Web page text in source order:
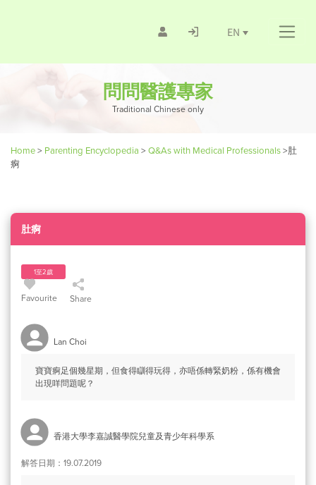
EN
問問醫護專家
Traditional Chinese only
Home> Parenting Encyclopedia > Q&As with Medical Professionals>肚
痾
肚痾
1至2歲
Favourite Share
Lan Choi
寶寶痾足個幾星期，但食得瞓得玩得，亦唔係轉緊奶粉，係有機會
出現咩問題呢？
香港大學李嘉誠醫學院兒童及青少年科學系
解答日期：19.07.2019